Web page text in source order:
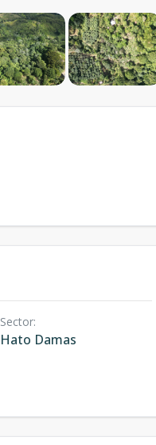
Sector:
Hato Damas